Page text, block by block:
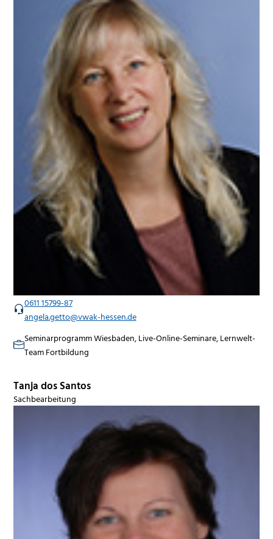
0611 15799-87
angela.getto@vwak-hessen.de
Seminarprogramm Wiesbaden, Live-Online-Seminare, Lernwelt-
Team Fortbildung
Tanja dos Santos
Sachbearbeitung